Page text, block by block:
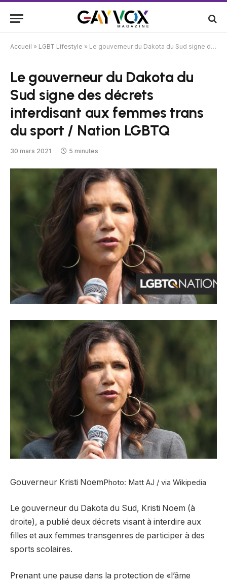
Accueil » LGBT Lifestyle » Le gouverneur du Dakota du Sud signe des décrets interdisant aux femmes trans du sport / Nation LGBTQ
Le gouverneur du Dakota du
Sud signe des décrets
interdisant aux femmes trans
du sport / Nation LGBTQ
30 mars 2021 5 minutes
Gouverneur Kristi NoemPhoto: Matt AJ / via Wikipedia
Le gouverneur du Dakota du Sud, Kristi Noem (à
droite), a publié deux décrets visant à interdire aux
filles et aux femmes transgenres de participer à des
sports scolaires.
Prenant une pause dans la protection de «l’âme